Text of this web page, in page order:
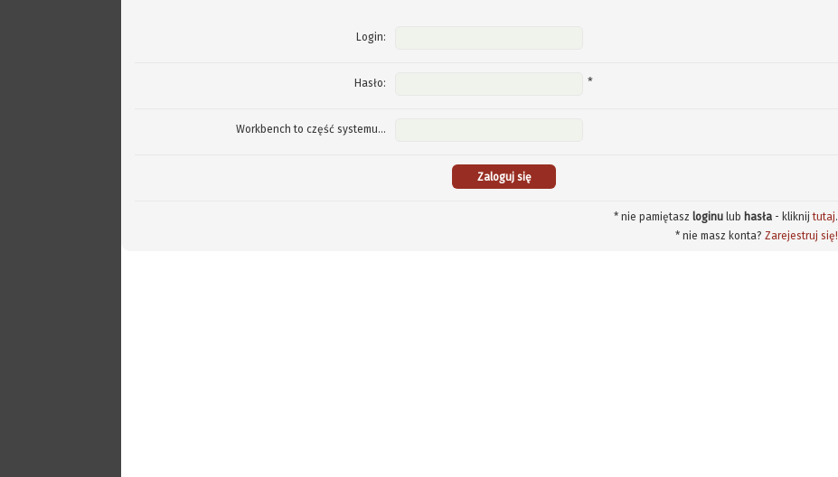
Login:
Hasło: *
Workbench to część systemu...
* nie pamiętasz loginulub hasła- kliknijtutaj.
* nie masz konta? Zarejestruj się!